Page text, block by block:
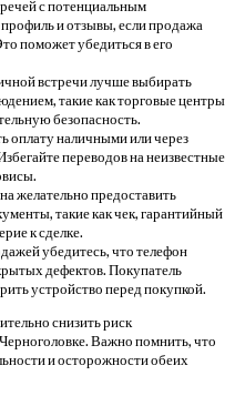
с потенциальным
и отзывы, если продажа
поможет убедиться в его
встречи лучше выбирать
такие как торговые центры
безопасность.
оплату наличными или через
переводов на неизвестные
желательно предоставить
такие как чек, гарантийный
к сделке.
убедитесь, что телефон
дефектов. Покупатель
устройство перед покупкой.
снизить риск
Важно помнить, что
и осторожности обеих